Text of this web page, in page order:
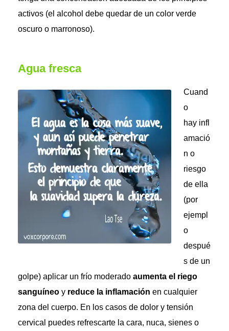
activos (el alcohol debe quedar de un color verde
oscuro o marronoso).
Agua fresca
Cuand
o
hay infl
amació
n o
riesgo
de ella
(por
ejempl
o
despué
s de un
golpe) aplicar un frío moderado aumenta el riego
sanguíneo y reduce la inflamación en cualquier
zona del cuerpo. En los casos de dolor y tensión
cervical puedes refrescarte la cara, nuca, sienes o